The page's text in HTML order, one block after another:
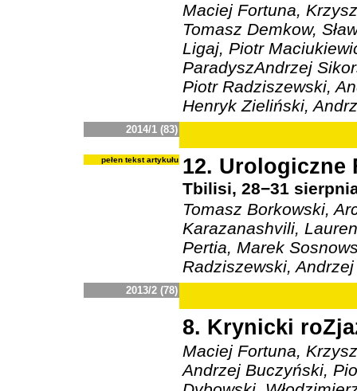
Maciej Fortuna,
Tomasz Demkow,
Ligaj, Piotr
ParadyszAndrzej
Piotr Radziszewski,
Henryk Zieliński,
2014/1 (83)
pełen tekst artykułu 12. Urologiczne
Tbilisi, 28−31
Tomasz Borkowski,
Karazanashvili,
Pertia, Marek
Radziszewski,
2013/2 (78)
8. Krynicki
Maciej Fortuna,
Andrzej Buczyński,